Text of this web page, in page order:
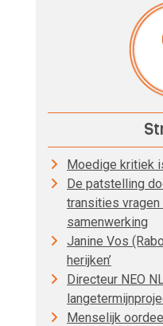
Moedige kritiek
De patstelling
transities
samenwerking
Janine Vos
herijken’
Directeur NEO
Menselijk